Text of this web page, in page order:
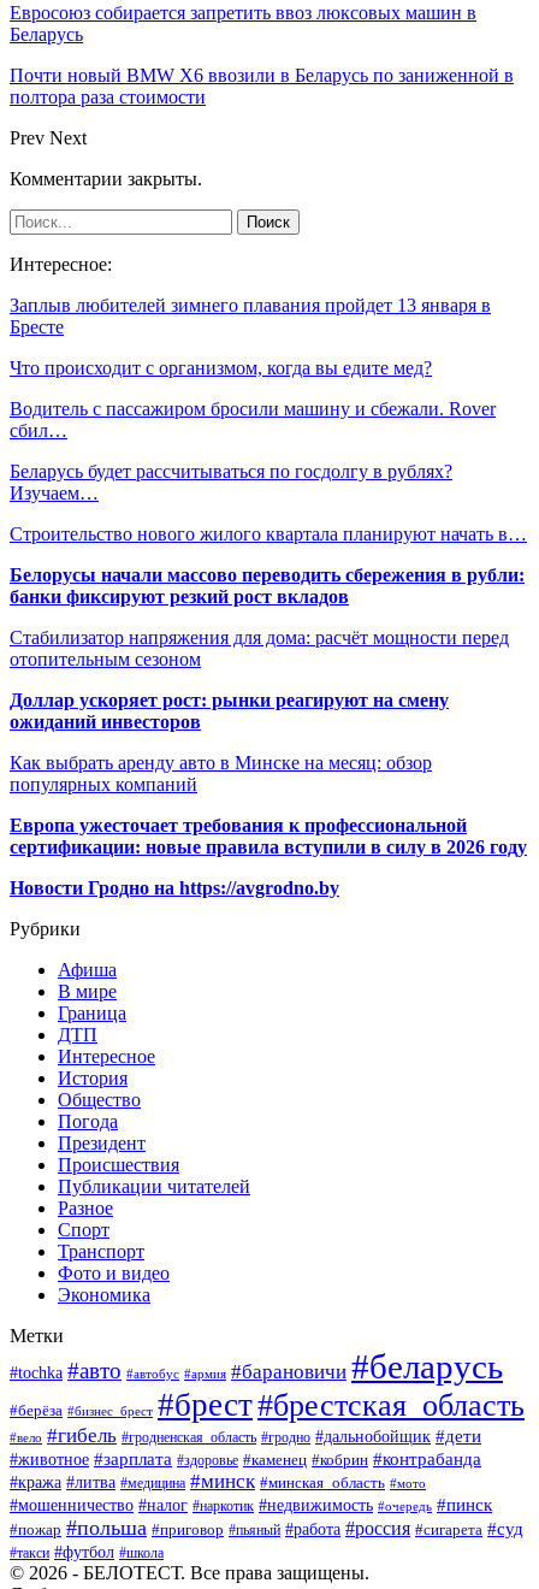
Евросоюз собирается запретить ввоз люксовых машин в
Беларусь
Почти новый BMW X6 ввозили в Беларусь по заниженной в
полтора раза стоимости
Prev Next
Комментарии закрыты.
Интересное:
Заплыв любителей зимнего плавания пройдет 13 января в
Бресте
Что происходит с организмом, когда вы едите мед?
Водитель с пассажиром бросили машину и сбежали. Rover
сбил…
Беларусь будет рассчитываться по госдолгу в рублях?
Изучаем…
Строительство нового жилого квартала планируют начать в…
Белорусы начали массово переводить сбережения в рубли:
банки фиксируют резкий рост вкладов
Стабилизатор напряжения для дома: расчёт мощности перед
отопительным сезоном
Доллар ускоряет рост: рынки реагируют на смену
ожиданий инвесторов
Как выбрать аренду авто в Минске на месяц: обзор
популярных компаний
Европа ужесточает требования к профессиональной
сертификации: новые правила вступили в силу в 2026 году
Новости Гродно на https://avgrodno.by
Рубрики
Афиша
В мире
Граница
ДТП
Интересное
История
Общество
Погода
Президент
Происшествия
Публикации читателей
Разное
Спорт
Транспорт
Фото и видео
Экономика
Метки
#tochka #авто #автобус #армия #барановичи #беларусь
#берёза #бизнес_брест #брест#брестская_область
#вело #гибель #гродненская_область #гродно #дальнобойщик #дети
#животное #зарплата #здоровье #каменец #кобрин #контрабанда
#кража #литва #медицина #минск #минская_область #мото
#мошенничество #налог #наркотик #недвижимость #очередь #пинск
#пожар #польша #приговор #пьяный #работа #россия #сигарета #суд
#такси #футбол #школа
© 2026 - БЕЛОТЕСТ. Все права защищены.